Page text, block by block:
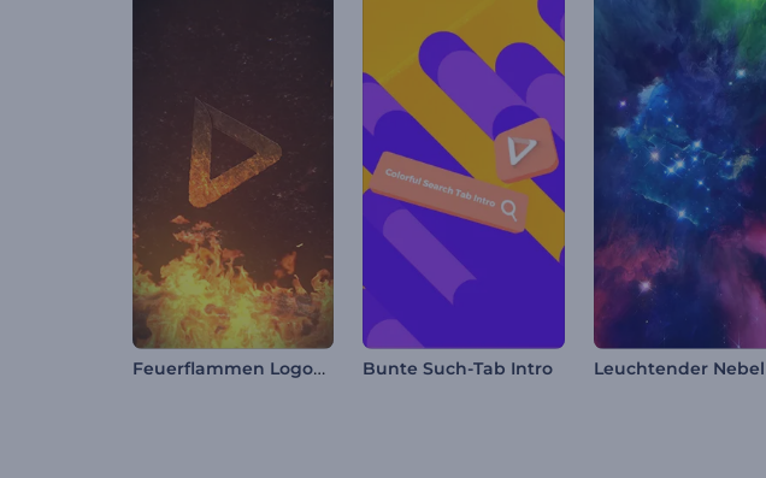
Feuerflammen Logoanimation Bunte Such-Tab Intro